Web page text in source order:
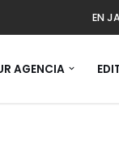
EN
AGENCIA